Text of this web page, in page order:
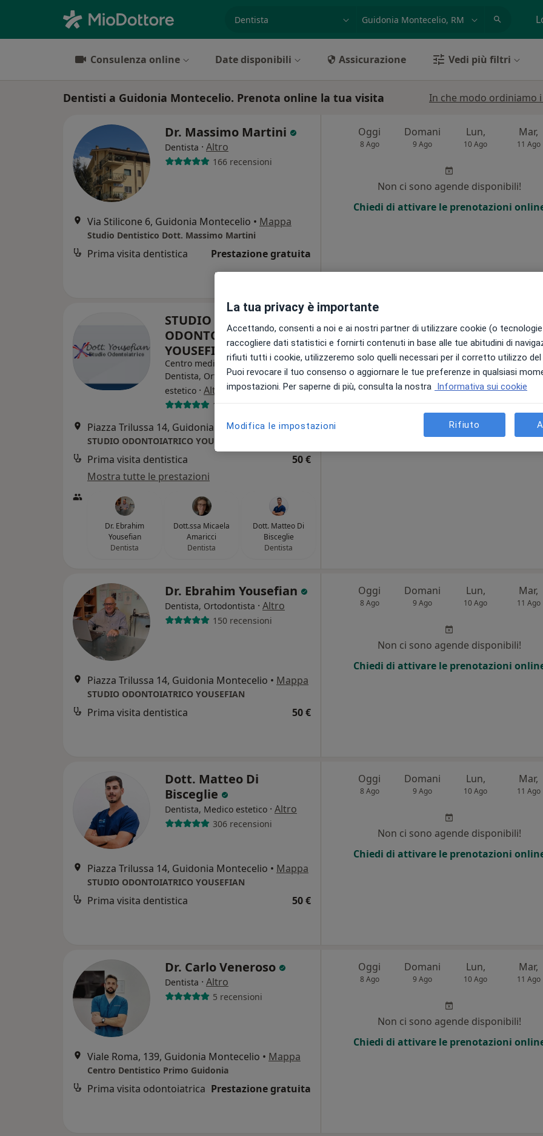
Consulenza online Date disponibili Assicurazione Vedi più filtri
Dentisti a Guidonia Montecelio. Prenota online la tua visita In che modo ordiniamo
Dr. Massimo Martini
Dentista · Altro
166 recensioni
Via Stilicone 6, Guidonia Montecelio • Mappa
Studio Dentistico Dott. Massimo Martini
Prima visita dentistica Prestazione gratuita
Oggi
8 Ago
Domani
9 Ago
Lun,
10 Ago
Mar,
11 Ago
Non ci sono agende disponibili!
Chiedi di attivare le prenotazioni
STUDIO
ODONTOIATRICO
YOUSEFIAN
Centro medico odontoiatrico
Dentista, Ortodontista, Medico
estetico · Altro
176 recensioni
Piazza Trilussa 14, Guidonia Montecelio • Mappa
STUDIO ODONTOIATRICO YOUSEFIAN
Prima visita dentistica
50 €
Mostra tutte le prestazioni
Dr. Ebrahim
Yousefian
Dentista
Dott.ssa Micaela
Amaricci
Dentista
Dott. Matteo Di
Bisceglie
Dentista
8 Ago 9 Ago 10 Ago 11 Ago
Non ci sono agende disponibili!
Mostra profilo
Dr. Ebrahim Yousefian
Dentista, Ortodontista · Altro
150 recensioni
Piazza Trilussa 14, Guidonia Montecelio • Mappa
STUDIO ODONTOIATRICO YOUSEFIAN
Prima visita dentistica 50 €
Oggi
8 Ago
Domani
9 Ago
Lun,
10 Ago
Mar,
11 Ago
Non ci sono agende disponibili!
Chiedi di attivare le prenotazioni
Dott. Matteo Di
Bisceglie
Dentista, Medico estetico · Altro
306 recensioni
Piazza Trilussa 14, Guidonia Montecelio • Mappa
STUDIO ODONTOIATRICO YOUSEFIAN
Prima visita dentistica 50 €
Oggi
8 Ago
Domani
9 Ago
Lun,
10 Ago
Mar,
11 Ago
Non ci sono agende disponibili!
Chiedi di attivare le prenotazioni
Dr. Carlo Veneroso
Dentista · Altro
5 recensioni
Viale Roma, 139, Guidonia Montecelio • Mappa
Centro Dentistico Primo Guidonia
Prima visita odontoiatrica Prestazione gratuita
Oggi
8 Ago
Domani
9 Ago
Lun,
10 Ago
Mar,
11 Ago
Non ci sono agende disponibili!
Chiedi di attivare le prenotazioni
La tua privacy è importante
Accettando, consenti a noi e ai nostri partner di utilizzare cookie (o
raccogliere dati statistici e fornirti contenuti in base alle tue abitudini di
rifiuti tutti i cookie, utilizzeremo solo quelli necessari per il corretto utilizzo
Puoi revocare il tuo consenso o aggiornare le tue preferenze in qualsiasi
impostazioni. Per saperne di più, consulta la nostra Informativa sui cookie
Modifica le impostazioni Rifiuto